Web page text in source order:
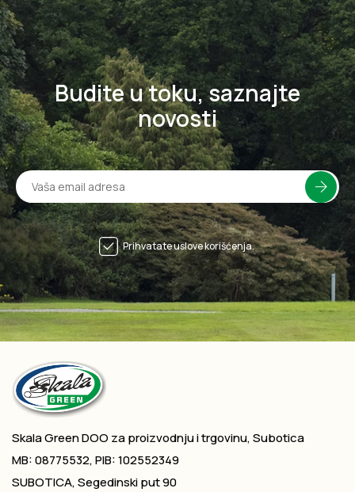
Budite u toku, saznajte
novosti
Prihvatate uslove korišćenja.
Skala Green DOO za proizvodnju i trgovinu, Subotica
MB: 08775532, PIB: 102552349
SUBOTICA, Segedinski put 90